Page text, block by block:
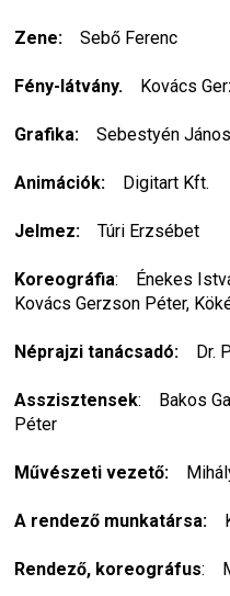
Zene: Sebő Ferenc
Fény-látvány. Kovács
Grafika: Sebestyén János
Animációk: Digitart Kft.
Jelmez: Túri Erzsébet
Koreográfia:    Énekes
Kovács Gerzson Péter,
Néprajzi tanácsadó: Dr.
Asszisztensek:    Bakos
Péter
Művészeti vezető:
A rendező munkatársa:
Rendező, koreográfus: